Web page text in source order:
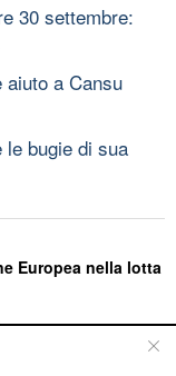
30 settembre:
aiuto a Cansu
bugie di sua
Europea nella lotta